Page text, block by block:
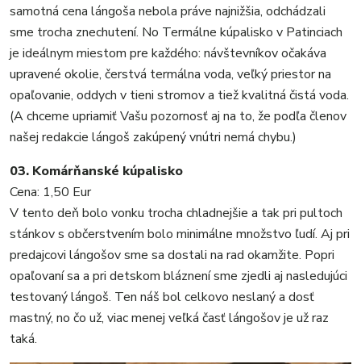
samotná cena lángoša nebola práve najnižšia, odchádzali
sme trocha znechutení. No Termálne kúpalisko v Patinciach
je ideálnym miestom pre každého: návštevníkov očakáva
upravené okolie, čerstvá termálna voda, veľký priestor na
opaľovanie, oddych v tieni stromov a tiež kvalitná čistá voda.
(A chceme upriamiť Vašu pozornosť aj na to, že podľa členov
našej redakcie lángoš zakúpený vnútri nemá chybu.)
03. Komárňanské kúpalisko
Cena: 1,50 Eur
V tento deň bolo vonku trocha chladnejšie a tak pri pultoch
stánkov s občerstvením bolo minimálne množstvo ľudí. Aj pri
predajcovi lángošov sme sa dostali na rad okamžite. Popri
opaľovaní sa a pri detskom bláznení sme zjedli aj nasledujúci
testovaný lángoš. Ten náš bol celkovo neslaný a dosť
mastný, no čo už, viac menej veľká časť lángošov je už raz
taká.